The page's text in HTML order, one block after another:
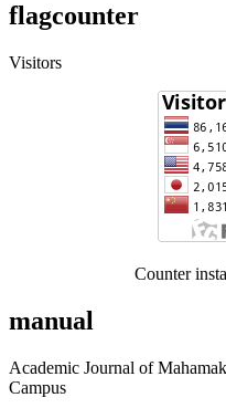
flagcounter
Visitors
Counter
manual
Academic Journal of
Campus